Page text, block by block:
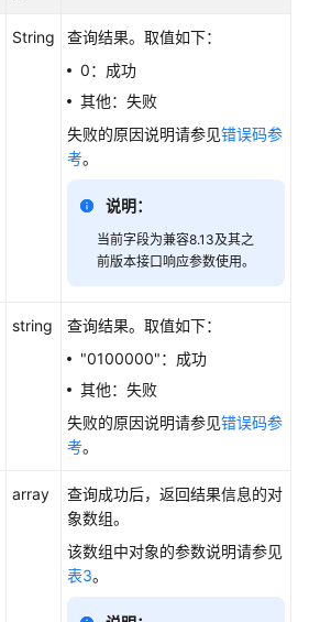
String
查询结果。取值如下：
0：成功
其他：失败
失败的原因说明请参见错误码参
考。
说明：
当前字段为兼容8.13及其之
前版本接口响应参数使用。
string
查询结果。取值如下：
"0100000"：成功
其他：失败
失败的原因说明请参见错误码参
考。
array
查询成功后，返回结果信息的对
象数组。
该数组中对象的参数说明请参见
表3。